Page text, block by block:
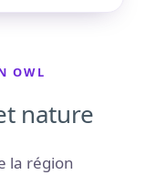
OWL
nature
la région